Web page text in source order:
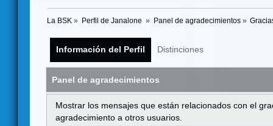
La BSK » Perfil de Janalone » Panel de agradecimientos»
Información del Perfil Distinciones
Panel de agradecimientos
Mostrar los mensajes que están relacionados con el
agradecimiento a otros usuarios.